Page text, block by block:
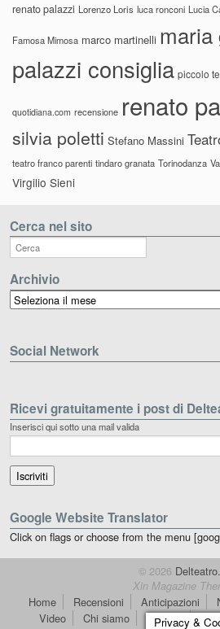
renato palazzi Lorenzo Loris luca ronconi Lucia
Famosa Mimosa marco martinelli maria
palazzi consiglia piccolo
quotidiana.com recensione renato
silvia poletti Stefano Massini
teatro franco parenti tindaro granata Torinodanza
Virgilio Sieni
Cerca nel sito
Archivio
Archivio
Social Network
Ricevi gratuitamente i post di
Inserisci qui sotto una mail valida
Google Website Translator
Click on flags or choose from the menu
© 2026
Xin Magazine
Home Recensioni Anticipazioni
Video
Chi siamo Contatti dT
Privacy &